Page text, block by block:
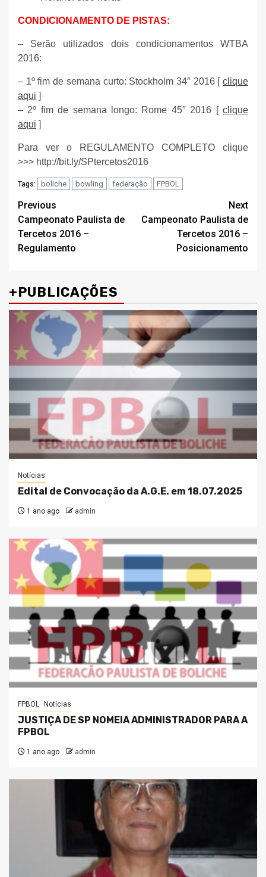
CONDICIONAMENTO DE PISTAS:
– Serão utilizados dois condicionamentos WTBA
2016:
– 1º fim de semana curto: Stockholm 34″ 2016 [ clique
aqui ]
– 2º fim de semana longo: Rome 45″ 2016 [ clique
aqui ]
Para ver o REGULAMENTO COMPLETO clique
>>> http://bit.ly/SPtercetos2016
Tags: boliche bowling federação FPBOL
Post
navigation
Previous
Campeonato Paulista de
Tercetos 2016 –
Regulamento
Next
Campeonato Paulista de
Tercetos 2016 –
Posicionamento
+PUBLICAÇÕES
Notícias
Edital de Convocação da A.G.E. em 18.07.2025
1 ano ago admin
FPBOL Notícias
JUSTIÇA DE SP NOMEIA ADMINISTRADOR PARA A
FPBOL
1 ano ago admin